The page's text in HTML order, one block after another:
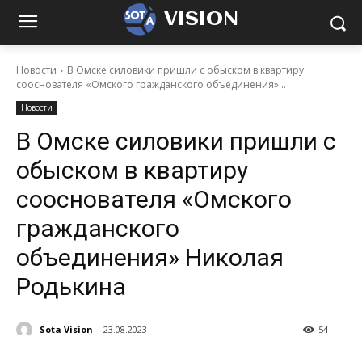
VISION
Новости
В Омске силовики пришли с обыском в квартиру
сооснователя «Омского гражданского объединения»...
Новости
В Омске силовики пришли с
обыском в квартиру
сооснователя «Омского
гражданского
объединения» Николая
Родькина
Sota Vision 23.08.2023 54